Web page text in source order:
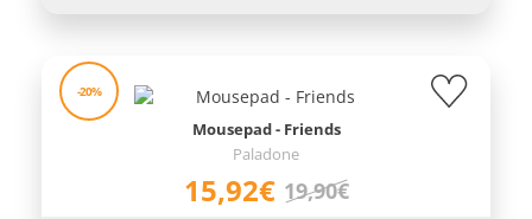
-20%
Mousepad - Friends
Paladone
15,92€ 19,90€